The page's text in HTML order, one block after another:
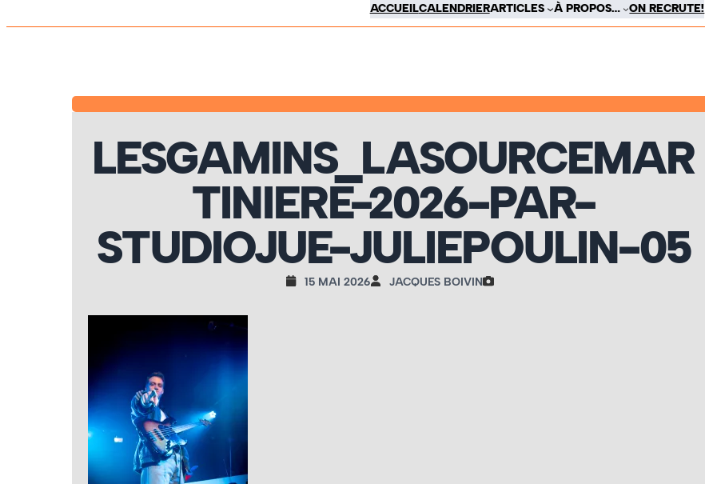
ACCUEILCALENDRIERARTICLES À PROPOS… ON RECRUTE!
LESGAMINS_LASOURCEMAR
TINIERE-2026-PAR-
STUDIOJUE-JULIEPOULIN-05
15 MAI 2026 JACQUES BOIVIN